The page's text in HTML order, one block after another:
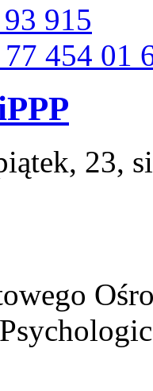
915
77 454 01
23,